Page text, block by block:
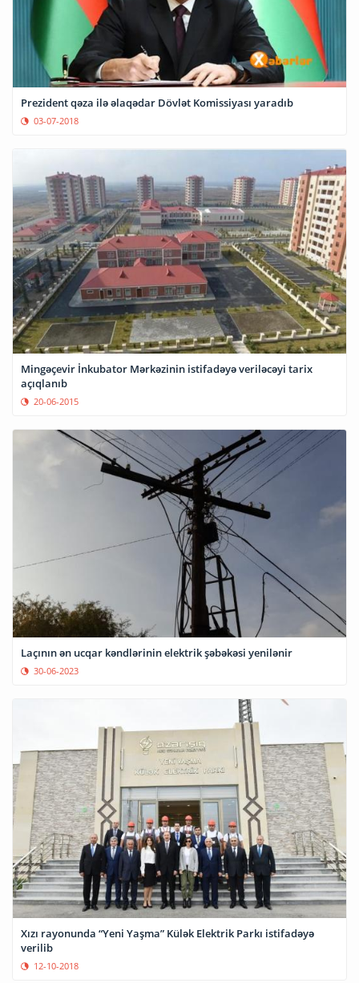
Prezident qəza ilə əlaqədar Dövlət Komissiyası yaradıb
03-07-2018
Mingəçevir İnkubator Mərkəzinin istifadəyə veriləcəyi tarix
açıqlanıb
20-06-2015
Laçının ən ucqar kəndlərinin elektrik şəbəkəsi yenilənir
30-06-2023
Xızı rayonunda “Yeni Yaşma” Külək Elektrik Parkı istifadəyə
verilib
12-10-2018